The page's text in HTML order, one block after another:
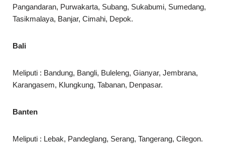
Pangandaran, Purwakarta, Subang, Sukabumi, Sumedang,
Tasikmalaya, Banjar, Cimahi, Depok.
Bali
Meliputi : Bandung, Bangli, Buleleng, Gianyar, Jembrana,
Karangasem, Klungkung, Tabanan, Denpasar.
Banten
Meliputi : Lebak, Pandeglang, Serang, Tangerang, Cilegon.